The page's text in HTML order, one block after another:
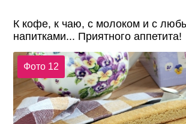
К кофе, к чаю, с молоком и с
напитками... Приятного аппетита!
Фото 12